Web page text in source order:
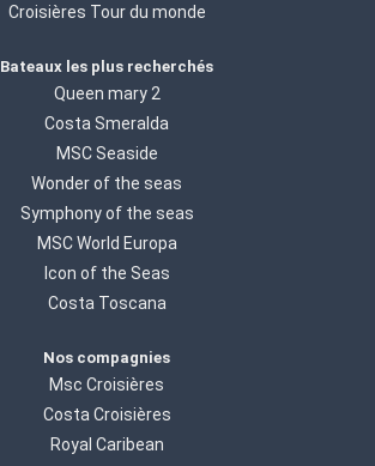
Croisières Tour du monde
Bateaux les plus recherchés
Queen mary 2
Costa Smeralda
MSC Seaside
Wonder of the seas
Symphony of the seas
MSC World Europa
Icon of the Seas
Costa Toscana
Nos compagnies
Msc Croisières
Costa Croisières
Royal Caribean